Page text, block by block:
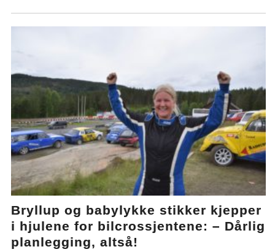
Bryllup og babylykke stikker kjepper
i hjulene for bilcrossjentene: – Dårlig
planlegging, altså!